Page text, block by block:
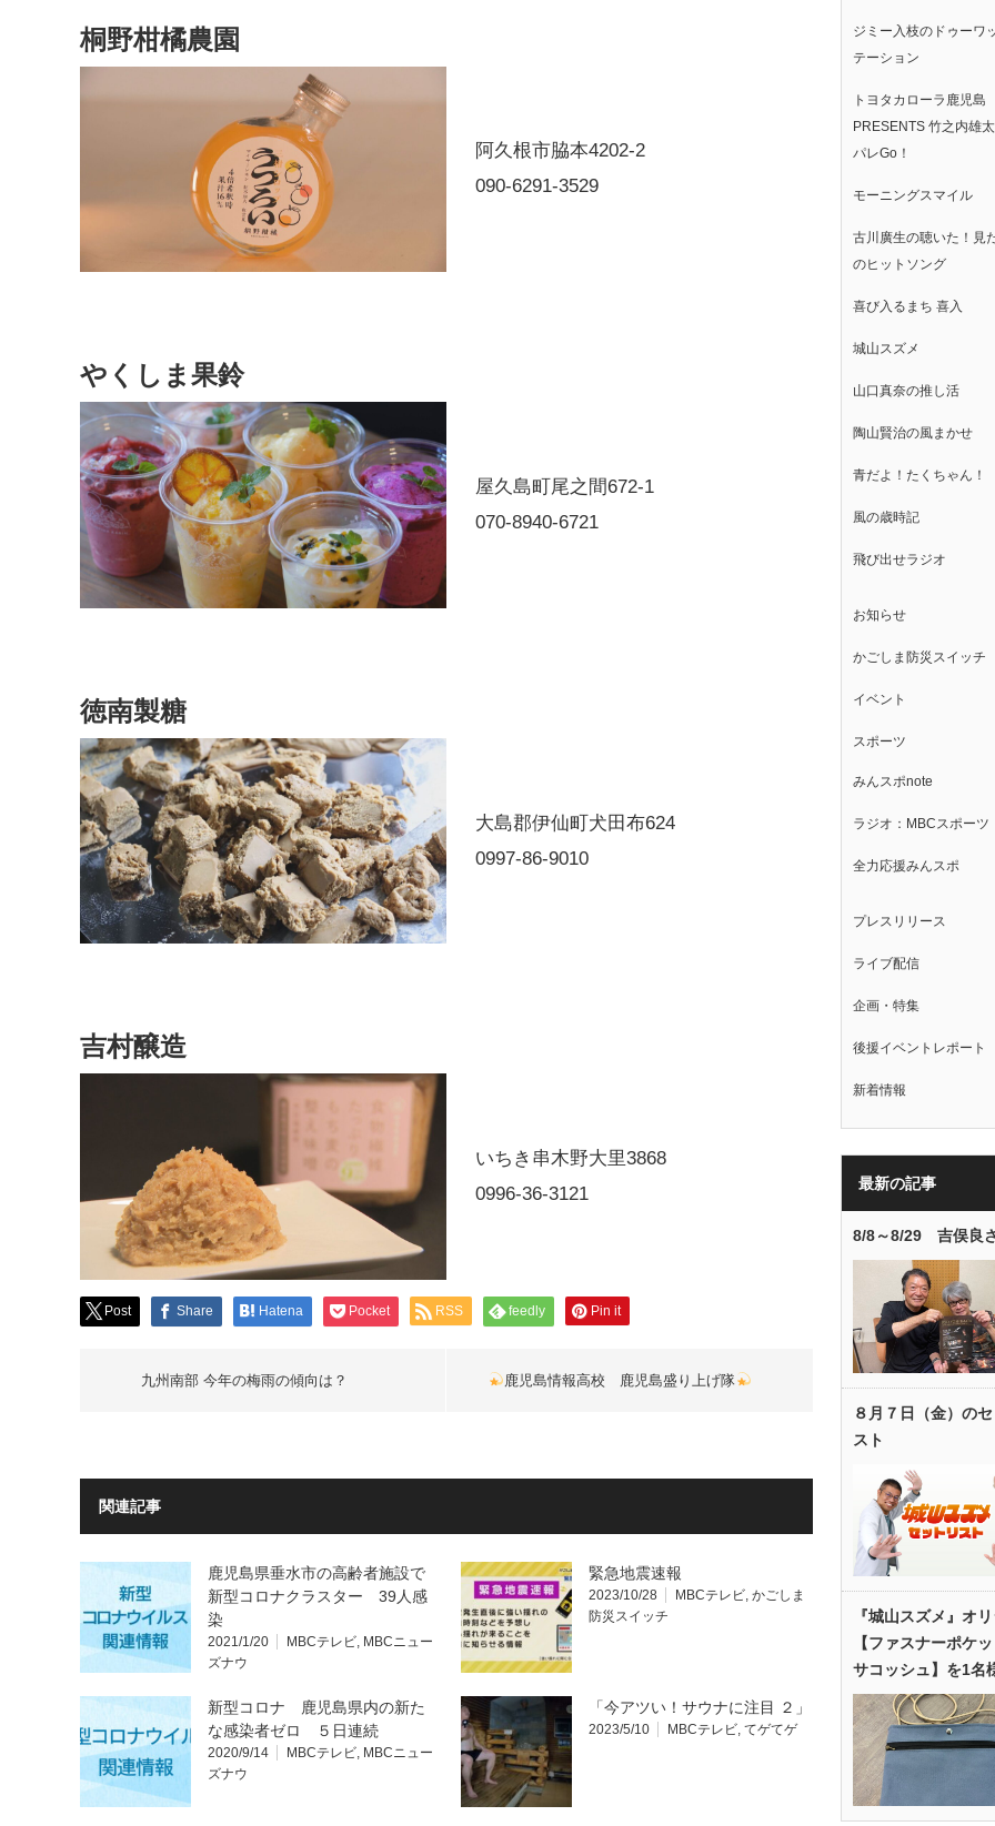
桐野柑橘農園
阿久根市脇本4202-2
090-6291-3529
やくしま果鈴
屋久島町尾之間672-1
070-8940-6721
徳南製糖
大島郡伊仙町犬田布624
0997-86-9010
吉村醸造
いちき串木野大里3868
0996-36-3121
Post Share Hatena Pocket RSS feedly Pin it
九州南部 今年の梅雨の傾向は？ 鹿児島情報高校 鹿児島盛り上げ隊
関連記事
鹿児島県垂水市の高齢者施設で
新型コロナクラスター 39人感
染
2021/1/20 MBCテレビ, MBCニュー
ズナウ
緊急地震速報
2023/10/28 MBCテレビ, かごしま
防災スイッチ
新型コロナ 鹿児島県内の新た
な感染者ゼロ ５日連続
2020/9/14 MBCテレビ, MBCニュー
ズナウ
「今アツい！サウナに注目 ２」
2023/5/10 MBCテレビ, てゲてゲ
ジミー入枝のドゥーワ
テーション
トヨタカローラ鹿児島
PRESENTS 竹之内雄
パレGo！
モーニングスマイル
古川廣生の聴いた！見
のヒットソング
喜び入るまち 喜入
城山スズメ
山口真奈の推し活
陶山賢治の風まかせ
青だよ！たくちゃん！
風の歳時記
飛び出せラジオ
お知らせ
かごしま防災スイッチ
イベント
スポーツ
みんスポnote
ラジオ：MBCスポーツ
全力応援みんスポ
プレスリリース
ライブ配信
企画・特集
後援イベントレポート
新着情報
最新の記事
8/8～8/29 吉俣良
８月７日（金）の
スト
『城山スズメ』オ
【ファスナーポケ
サコッシュ】を1名